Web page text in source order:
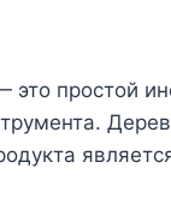
это простой